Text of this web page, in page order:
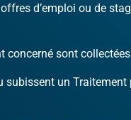
d’emploi ou de
concerné sont
un